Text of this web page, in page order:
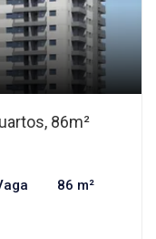
86m²
86 m²